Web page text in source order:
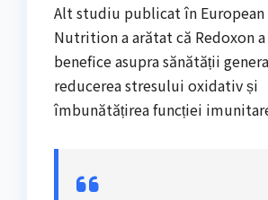
Alt studiu publicat în
Nutrition a arătat că Redoxon
benefice asupra sănătății
reducerea stresului oxidativ și
îmbunătățirea funcției